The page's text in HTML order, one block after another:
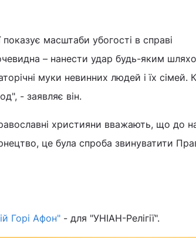
масштаби убогості в справі
– нанести удар будь-яким
муки невинних людей і їх сімей.
- заявляє він.
християни вважають, що до
це була спроба звинуватити
Горі Афон" - для "УНІАН-Релігії".